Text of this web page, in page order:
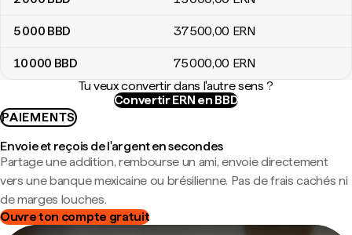
5 000 BBD 37 500,00 ERN
10 000 BBD 75 000,00 ERN
Tu veux convertir dans l'autre sens ?
Convertir ERN en BBD
PAIEMENTS
Envoie et reçois de l'argent en secondes
Partage une addition, rembourse un ami, envoie directement
vers une banque mexicaine ou brésilienne. Pas de frais cachés ni
de marges louches.
Ouvre ton compte gratuit